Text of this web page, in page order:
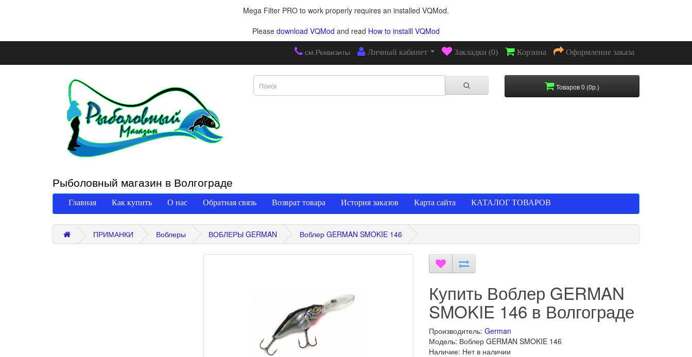
Mega Filter PRO to work properly requires an installed VQMod.
Please download VQMod and read How to installl VQMod
см.Реквизиты Личный кабинет Закладки (0) Корзина Оформление заказа
Товаров 0 (0р.)
Рыболовный магазин в Волгограде
Главная Как купить О нас Обратная связь Возврат товара История заказов Карта сайта КАТАЛОГ ТОВАРОВ
ПРИМАНКИ Воблеры ВОБЛЕРЫ GERMAN Воблер GERMAN SMOKIE 146
Купить Воблер GERMAN
SMOKIE 146 в Волгограде
Производитель:German
Модель: Воблер GERMAN SMOKIE 146
Наличие: Нет в наличии